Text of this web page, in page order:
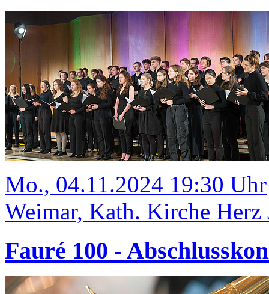
Mo., 04.11.2024 19:30 Uhr
Weimar, Kath. Kirche Herz
Fauré 100 -